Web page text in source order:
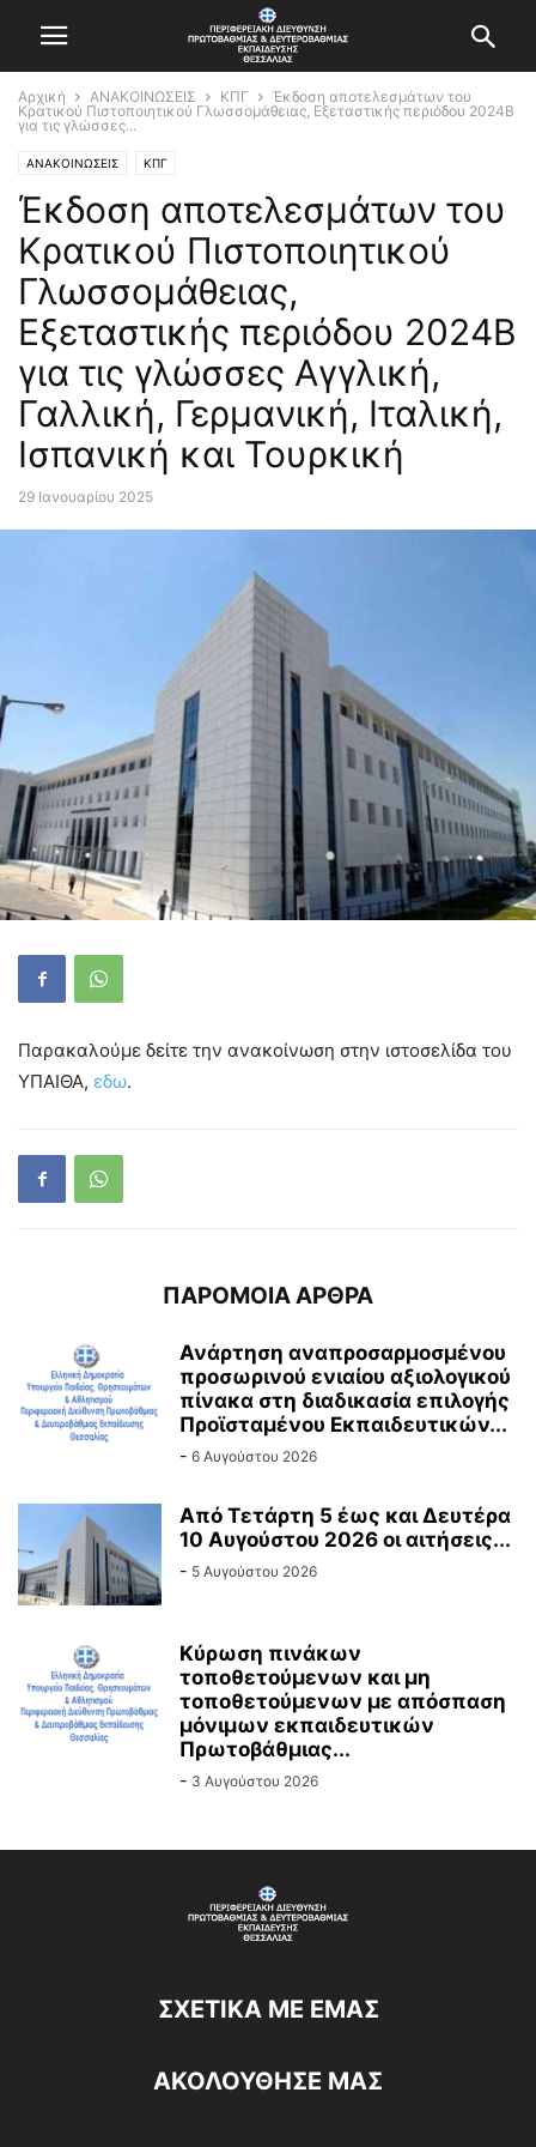
Αρχική ΑΝΑΚΟΙΝΩΣΕΙΣ ΚΠΓ
Έκδοση αποτελεσμάτων του
Κρατικού Πιστοποιητικού Γλωσσομάθειας, Εξεταστικής περιόδου 2024Β
για τις γλώσσες...
ΑΝΑΚΟΙΝΩΣΕΙΣ ΚΠΓ
Έκδοση αποτελεσμάτων του
Κρατικού Πιστοποιητικού
Γλωσσομάθειας,
Εξεταστικής περιόδου 2024Β
για τις γλώσσες Αγγλική,
Γαλλική, Γερμανική, Ιταλική,
Ισπανική και Τουρκική
29 Ιανουαρίου 2025
Παρακαλούμε δείτε την ανακοίνωση στην ιστοσελίδα του
ΥΠΑΙΘΑ, εδω.
ΠΑΡΟΜΟΙΑ ΑΡΘΡΑ
Ανάρτηση αναπροσαρμοσμένου
προσωρινού ενιαίου αξιολογικού
πίνακα στη διαδικασία επιλογής
Προϊσταμένου Εκπαιδευτικών...
- 6 Αυγούστου 2026
Από Τετάρτη 5 έως και Δευτέρα
10 Αυγούστου 2026 οι αιτήσεις...
- 5 Αυγούστου 2026
Κύρωση πινάκων
τοποθετούμενων και μη
τοποθετούμενων με απόσπαση
μόνιμων εκπαιδευτικών
Πρωτοβάθμιας...
- 3 Αυγούστου 2026
ΣΧΕΤΙΚΆ ΜΕ ΕΜΆΣ
ΑΚΟΛΟΥΘΗΣΕ ΜΑΣ